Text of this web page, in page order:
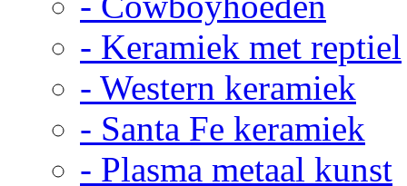
- Keramiek met reptiel
- Western keramiek
- Santa Fe keramiek
- Plasma metaal kunst